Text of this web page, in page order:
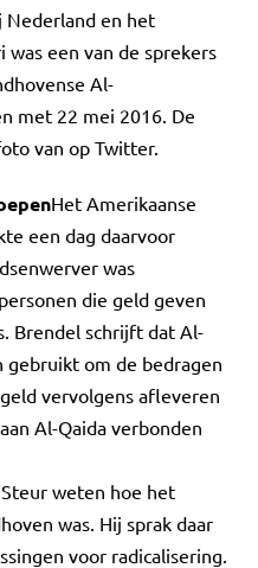
Nederland en het
een van de sprekers
Al-
met 22 mei 2016. De
van op Twitter.
Het Amerikaanse
een dag daarvoor
was
die geld geven
Brendel schrijft dat Al-
om de bedragen
vervolgens afleveren
Al-Qaida verbonden
weten hoe het
was. Hij sprak daar
voor radicalisering.